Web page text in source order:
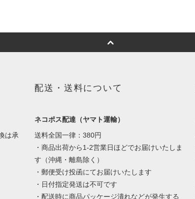
は承
配送・送料について
ネコポス配達（ヤマト運輸）
送料全国一律：380円
・商品出荷から1-2営業日ほどでお届けいたしま
す（沖縄・離島除く）
・郵便受け投函にてお届けいたします
・日付指定発送は不可です
・配送時に商品パッケージ潰れなどが発生する